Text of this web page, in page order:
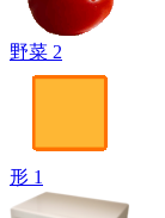
野菜 2
形 1